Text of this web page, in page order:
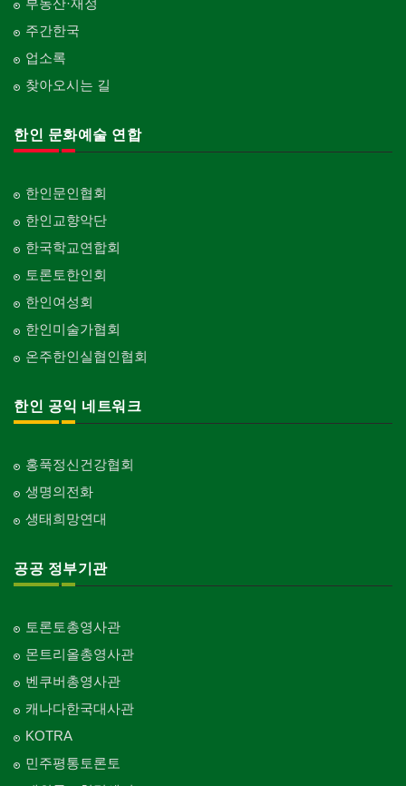
부동산·재정
주간한국
업소록
찾아오시는 길
한인 문화예술 연합
한인문인협회
한인교향악단
한국학교연합회
토론토한인회
한인여성회
한인미술가협회
온주한인실협인협회
한인 공익 네트워크
홍푹정신건강협회
생명의전화
생태희망연대
공공 정부기관
토론토총영사관
몬트리올총영사관
벤쿠버총영사관
캐나다한국대사관
KOTRA
민주평통토론토